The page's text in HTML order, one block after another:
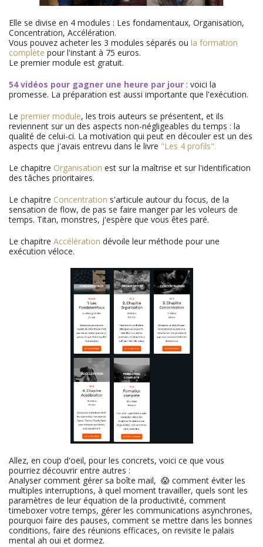
Elle se divise en 4 modules : Les fondamentaux, Organisation,
Concentration, Accélération.
Vous pouvez acheter les 3 modules séparés ou la formation
complète pour l'instant à 75 euros.
Le premier module est gratuit.
54 vidéos pour gagner une heure par jour : voici la
promesse. La préparation est aussi importante que l'exécution.
Le premier module, les trois auteurs se présentent, et ils
reviennent sur un des aspects non-négligeables du temps : la
qualité de celui-ci. La motivation qui peut en découler est un des
aspects que j'avais entrevu dans le livre "Les 4 profils".
Le chapitre Organisation est sur la maîtrise et sur l'identification
des tâches prioritaires.
Le chapitre Concentration s'articule autour du focus, de la
sensation de flow, de pas se faire manger par les voleurs de
temps. Titan, monstres, j'espère que vous êtes paré.
Le chapitre Accélération dévoile leur méthode pour une
exécution véloce.
Allez, en coup d'oeil, pour les concrets, voici ce que vous
pourriez découvrir entre autres :
Analyser comment gérer sa boîte mail, 😱 comment éviter les
multiples interruptions, à quel moment travailler, quels sont les
paramètres de leur équation de la productivité, comment
timeboxer votre temps, gérer les communications asynchrones,
pourquoi faire des pauses, comment se mettre dans les bonnes
conditions, faire des réunions efficaces, on revisite le palais
mental ah oui et dormez.